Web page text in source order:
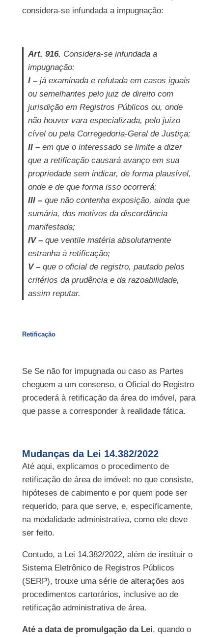
considera-se infundada a impugnação:
Art. 916. Considera-se infundada a
impugnação:
I – já examinada e refutada em casos iguais
ou semelhantes pelo juiz de direito com
jurisdição em Registros Públicos ou, onde
não houver vara especializada, pelo juízo
cível ou pela Corregedoria-Geral de Justiça;
II – em que o interessado se limite a dizer
que a retificação causará avanço em sua
propriedade sem indicar, de forma plausível,
onde e de que forma isso ocorrerá;
III – que não contenha exposição, ainda que
sumária, dos motivos da discordância
manifestada;
IV – que ventile matéria absolutamente
estranha à retificação;
V – que o oficial de registro, pautado pelos
critérios da prudência e da razoabilidade,
assim reputar.
Retificação
Se Se não for impugnada ou caso as Partes
cheguem a um consenso, o Oficial do Registro
procederá à retificação da área do imóvel, para
que passe a corresponder à realidade fática.
Mudanças da Lei 14.382/2022
Até aqui, explicamos o procedimento de
retificação de área de imóvel: no que consiste,
hipóteses de cabimento e por quem pode ser
requerido, para que serve, e, especificamente,
na modalidade administrativa, como ele deve
ser feito.
Contudo, a Lei 14.382/2022, além de instituir o
Sistema Eletrônico de Registros Públicos
(SERP), trouxe uma série de alterações aos
procedimentos cartorários, inclusive ao de
retificação administrativa de área.
Até a data de promulgação da Lei, quando o